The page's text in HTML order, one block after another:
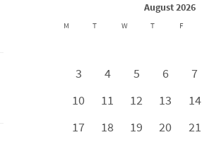
August 2026
M T W T F
3
4 5 6 7
10
11 12 13 14
17
18 19 20 21